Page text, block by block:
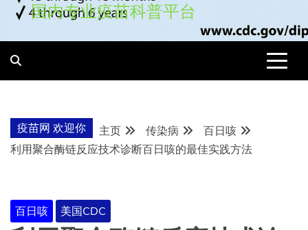
国内专业疫苗科普平台
疫苗网 欢迎你 主页 传染病
百日咳
利用聚合酶链反应技术诊断百日咳的最佳实践方法
百日咳 美国CDC